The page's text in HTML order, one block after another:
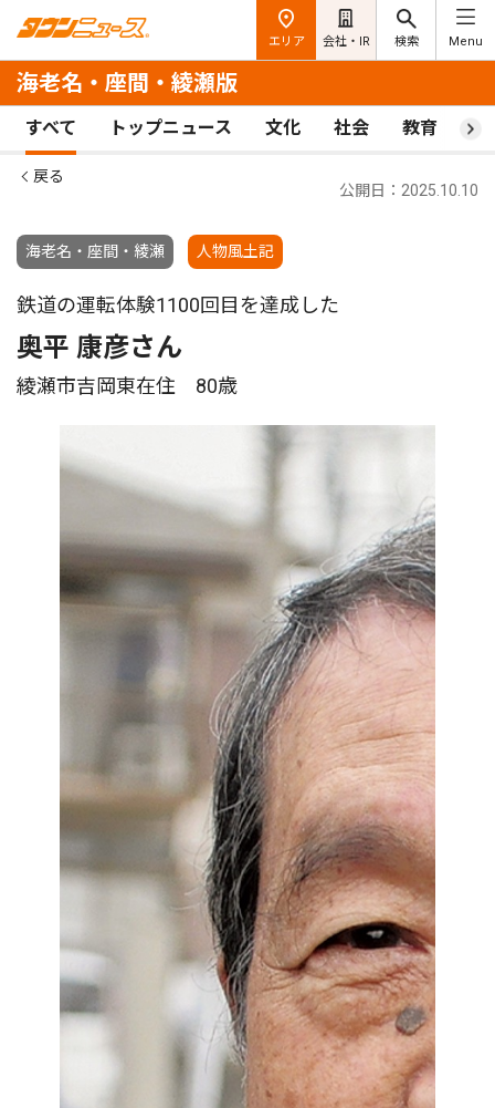
エリア 会社・IR 検索 Menu
海老名・座間・綾瀬版
すべて トップニュース 文化 社会 教育 ス
戻る
海老名・座間・綾瀬 人物風土記
公開日：2025.10.10
鉄道の運転体験1100回目を達成した
奥平 康彦さん
綾瀬市吉岡東在住 80歳